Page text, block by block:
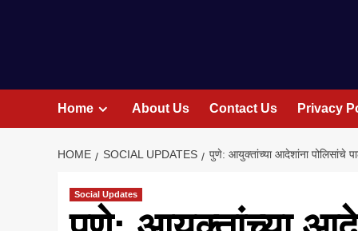
Home About Us Contact Us Privacy
HOME SOCIAL UPDATES पुणे: आयुक्तांच्या आदेशांना पोलिसांचे
Social Updates